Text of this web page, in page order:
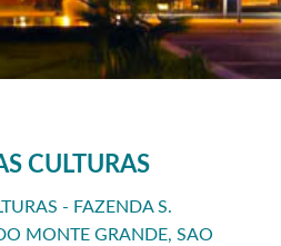
CULTURAS
- FAZENDA S.
MONTE GRANDE, SAO